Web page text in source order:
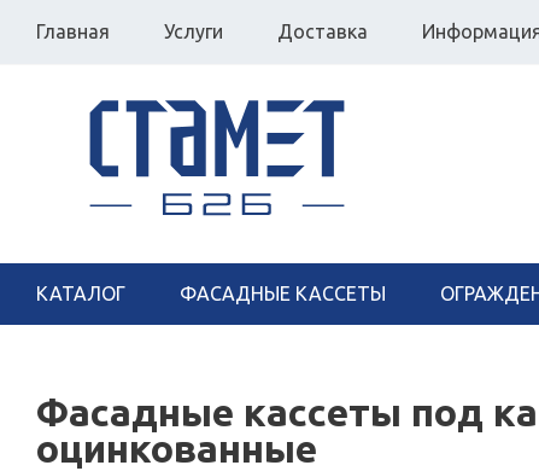
Главная Услуги Доставка
КАТАЛОГ ФАСАДНЫЕ КАССЕТЫ
Фасадные кассеты под
оцинкованные